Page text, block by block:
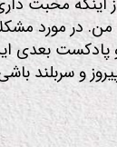
در مورد
بعدی
و سربلند